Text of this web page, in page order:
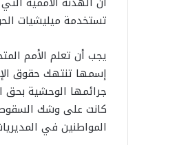
تستخدمة ميليشيات
يجب أن تعلم الأمم
إسمها تنتهك حقوق
جرائمها الوحشية بحق
كانت على وشك السقوط
المواطنين في